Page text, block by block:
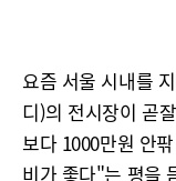
요즘 서울 시내를
디)의 전시장이 곧
보다 1000만원 안
비가 좋다"는 평을